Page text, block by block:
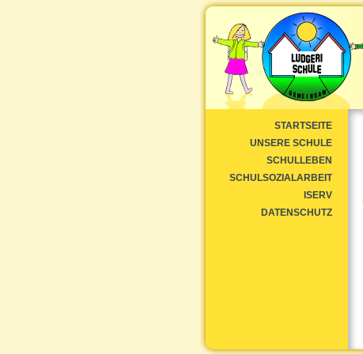
STARTSEITE
UNSERE SCHULE
SCHULLEBEN
SCHULSOZIALARBEIT
ISERV
DATENSCHUTZ